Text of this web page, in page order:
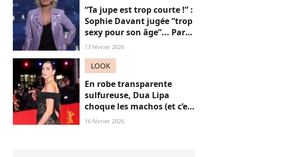
“Ta jupe est trop courte !” :
Sophie Davant jugée “trop
sexy pour son âge”... Par
des femmes (adieu la
17 février 2026
LOOK
En robe transparente
sulfureuse, Dua Lipa
choque les machos (et c’est
une réussite)
16 février 2026